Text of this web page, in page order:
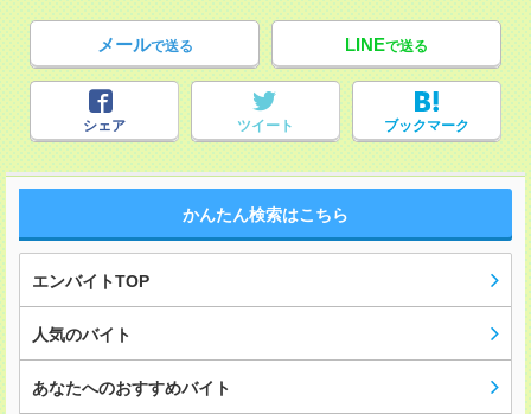
メールで送る LINEで送る
シェア ツイート ブックマーク
かんたん検索はこちら
エンバイトTOP
人気のバイト
あなたへのおすすめバイト